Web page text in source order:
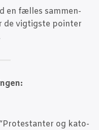
en fæl­les sam­men­
de vig­tig­ste poin­ter
og kato­